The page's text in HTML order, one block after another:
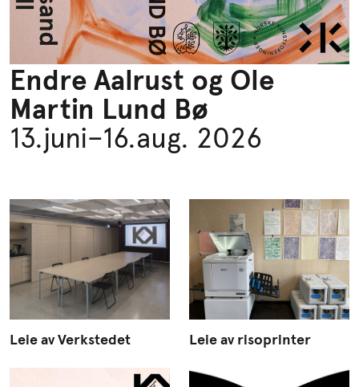
Endre Aalrust og Ole
Martin Lund Bø
13.juni–16.aug. 2026
Leie av Verkstedet Leie av risoprinter